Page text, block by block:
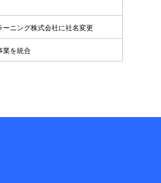
ニング株式会社に社名変更
業を統合